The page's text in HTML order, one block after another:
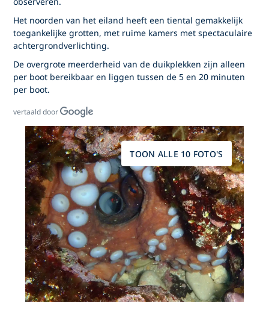
Het noorden van het eiland heeft een tiental gemakkelijk
toegankelijke grotten, met ruime kamers met spectaculaire
achtergrondverlichting.
De overgrote meerderheid van de duikplekken zijn alleen
per boot bereikbaar en liggen tussen de 5 en 20 minuten
per boot.
vertaald door
TOON ALLE 10 FOTO'S